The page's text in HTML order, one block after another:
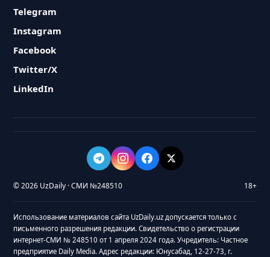
Telegram
Instagram
Facebook
Twitter/X
LinkedIn
© 2026 UzDaily · СМИ №248510 18+
Использование материалов сайта UzDaily.uz допускается только с
письменного разрешения редакции. Свидетельство о регистрации
интернет-СМИ № 248510 от 1 апреля 2024 года. Учредитель: Частное
предприятие Daily Media. Адрес редакции: Юнусабад, 12-27-73, г.